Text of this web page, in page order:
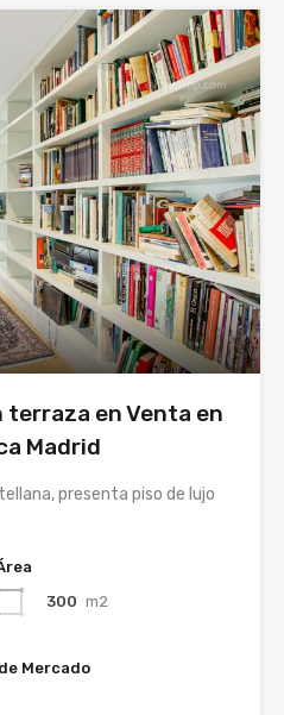
terraza en Venta en
Madrid
presenta piso de lujo
300 m2
Mercado